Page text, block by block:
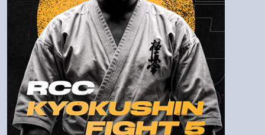
Войти
Напомнить пароль
Регистрация